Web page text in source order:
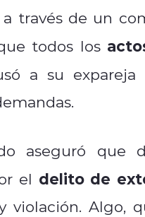
través de un
todos los
a su
aseguró que
el delito de
violación. Algo,